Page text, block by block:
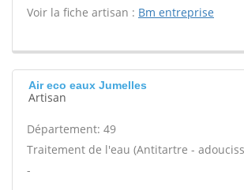
Voir la fiche artisan : Bm entreprise
Air eco eaux Jumelles
Artisan
Département: 49
Traitement de l'eau (Antitartre -
-